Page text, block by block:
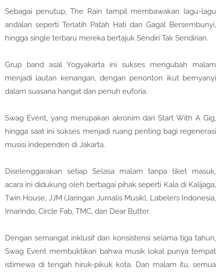
Sebagai penutup, The Rain tampil membawakan lagu-lagu
andalan seperti Terlatih Patah Hati dan Gagal Bersembunyi,
hingga single terbaru mereka bertajuk Sendiri Tak Sendirian.
Grup band asal Yogyakarta ini sukses mengubah malam
menjadi lautan kenangan, dengan penonton ikut bernyanyi
dalam suasana hangat dan penuh euforia.
Swag Event, yang merupakan akronim dari Start With A Gig,
hingga saat ini sukses menjadi ruang penting bagi regenerasi
musisi independen di Jakarta.
Diselenggarakan setiap Selasa malam tanpa tiket masuk,
acara ini didukung oleh berbagai pihak seperti Kala di Kalijaga,
Twin House, JJM (Jaringan Jurnalis Musik), Labelers Indonesia,
Imarindo, Circle Fab, TMC, dan Dear Butter.
Dengan semangat inklusif dan konsistensi selama tiga tahun,
Swag Event membuktikan bahwa musik lokal punya tempat
istimewa di tengah hiruk-pikuk kota. Dan malam itu, semua